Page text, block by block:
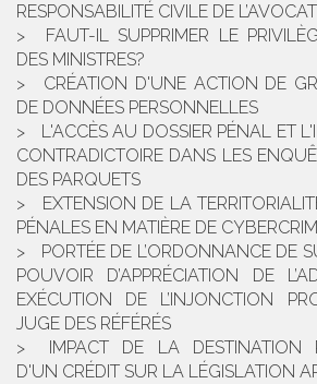
RESPONSABILITÉ CIVILE DE L’AVOCAT
FAUT-IL SUPPRIMER LE
DES MINISTRES?
CRÉATION D'UNE ACTION DE
DE DONNÉES PERSONNELLES
L'ACCÈS AU DOSSIER PÉNAL ET
CONTRADICTOIRE DANS LES
DES PARQUETS
EXTENSION DE LA
PÉNALES EN MATIÈRE DE
PORTÉE DE L’ORDONNANCE DE
POUVOIR D’APPRÉCIATION DE
EXÉCUTION DE L’INJONCTION
JUGE DES RÉFÉRÉS
IMPACT DE LA DESTINATION
D'UN CRÉDIT SUR LA LÉGISLATION